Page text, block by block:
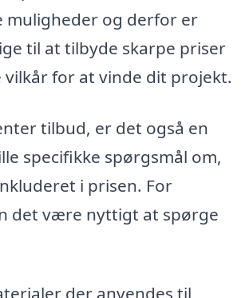
muligheder og derfor er
til at tilbyde skarpe priser
for at vinde dit projekt.
tilbud, er det også en
specifikke spørgsmål om,
i prisen. For
det være nyttigt at spørge